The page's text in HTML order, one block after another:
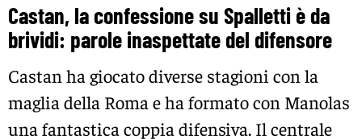
Castan, la confessione su Spalletti è da
brividi: parole inaspettate del difensore
Castan ha giocato diverse stagioni con la
maglia della Roma e ha formato con Manolas
una fantastica coppia difensiva. Il centrale